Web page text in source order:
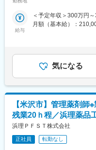
進めるので、チームワ
フレックスタイム制も
残業時間も月10時間程
手当もございます。
■充実の研修制度：
導入研修が80時間あり
CRC社内認定制度を採
しい知識を身につけ、
す。
■キャリアステップ：
す。
「薬を売る」のではな
配置薬や健康食品、サ
月に1回程度のペース
※社用車（軽自動車）
たり20～30分程度）
・配置薬や健康食品の
・使った分の配置薬を
・使用したお薬代金の
・健康相談、新商品・
※一部、新たに配置薬
給与
＜予定年収＞300万円
月額（基本給）：
年収は当社規定に基づ
給：年1回（4月）＜モ
当＋業績連動給→総支
成や売り上げに対して
額であり、選考を通じ
固定手当を含めた表記
気になる
【米沢市】管理薬剤
残業20ｈ程／浜理薬品
浜理ＰＦＳＴ株式会社
正社員 転勤なし